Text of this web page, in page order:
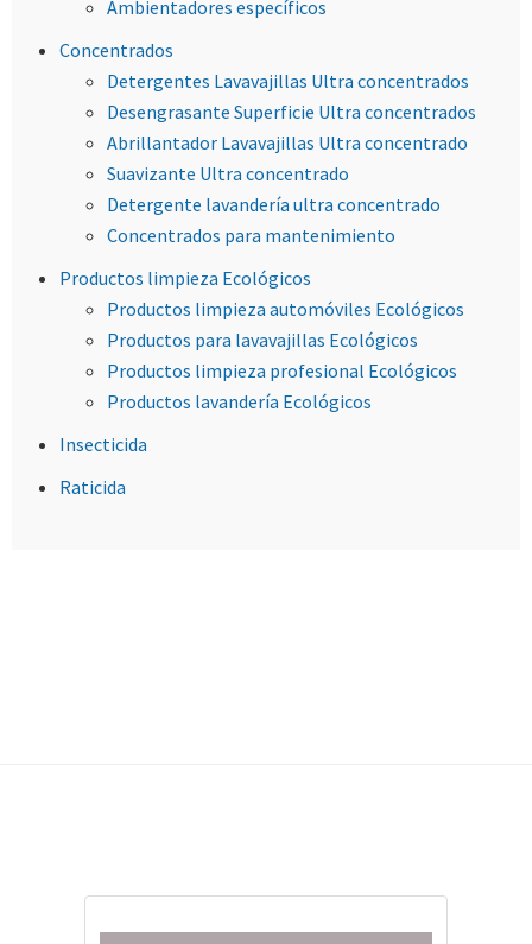
Ambientadores específicos
Concentrados
Detergentes Lavavajillas Ultra concentrados
Desengrasante Superficie Ultra concentrados
Abrillantador Lavavajillas Ultra concentrado
Suavizante Ultra concentrado
Detergente lavandería ultra concentrado
Concentrados para mantenimiento
Productos limpieza Ecológicos
Productos limpieza automóviles Ecológicos
Productos para lavavajillas Ecológicos
Productos limpieza profesional Ecológicos
Productos lavandería Ecológicos
Insecticida
Raticida